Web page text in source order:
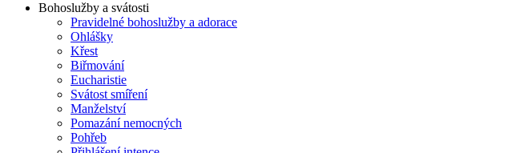
Bohoslužby a svátosti
Pravidelné bohoslužby a adorace
Ohlášky
Křest
Biřmování
Eucharistie
Svátost smíření
Manželství
Pomazání nemocných
Pohřeb